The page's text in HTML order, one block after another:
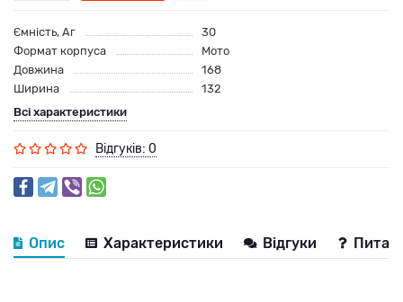
Ємність, Аг
30
Формат корпуса
Мото
Довжина
168
Ширина
132
Всі характеристики
Відгуків: 0
Опис Характеристики Відгуки